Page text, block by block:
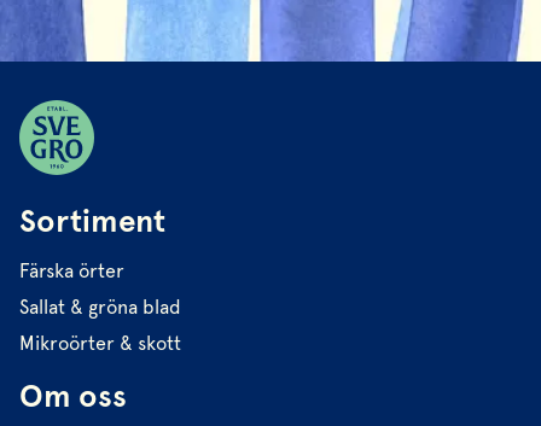
Sortiment
Färska örter
Sallat & gröna blad
Mikroörter & skott
Om oss